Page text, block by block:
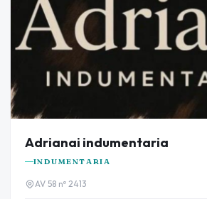
Adrianai indumentaria
INDUMENTARIA
AV 58 nª 2413